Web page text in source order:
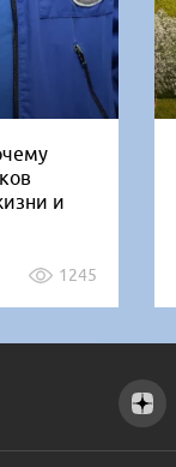
и
1245